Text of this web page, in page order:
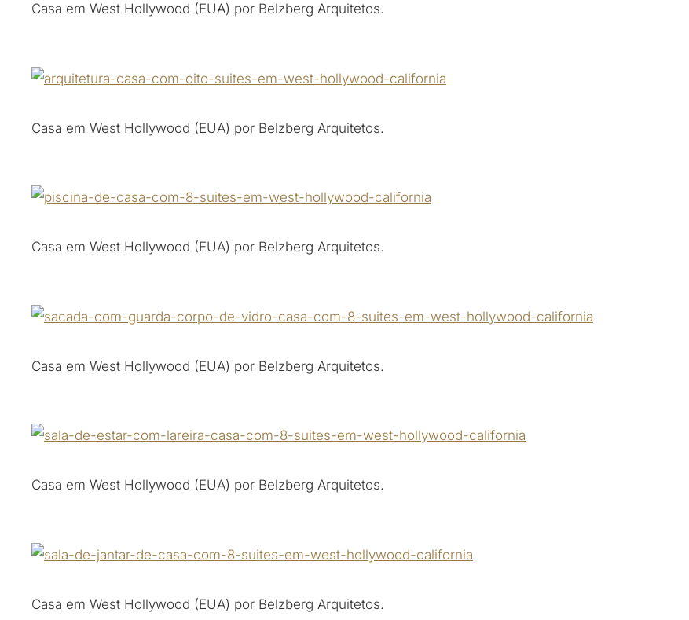
Casa em West Hollywood (EUA) por Belzberg Arquitetos.
Casa em West Hollywood (EUA) por Belzberg Arquitetos.
Casa em West Hollywood (EUA) por Belzberg Arquitetos.
Casa em West Hollywood (EUA) por Belzberg Arquitetos.
Casa em West Hollywood (EUA) por Belzberg Arquitetos.
Casa em West Hollywood (EUA) por Belzberg Arquitetos.